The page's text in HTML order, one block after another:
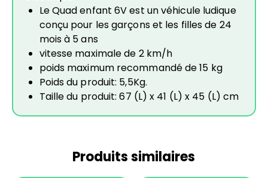
Le Quad enfant 6V est un véhicule ludique
conçu pour les garçons et les filles de 24
mois à 5 ans
vitesse maximale de 2 km/h
poids maximum recommandé de 15 kg
Poids du produit: 5,5Kg.
Taille du produit: 67 (L) x 41 (L) x 45 (L) cm
Produits similaires